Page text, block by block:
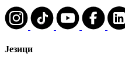
Језици